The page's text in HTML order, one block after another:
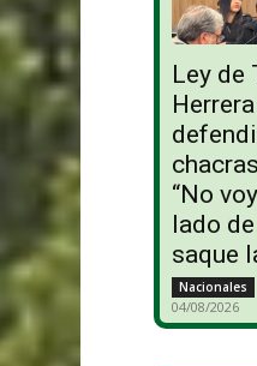
Ley de
“No
lado
saque
Nacionales
04/08/2026